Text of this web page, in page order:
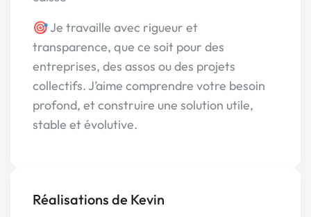
🎯 Je travaille avec rigueur et
transparence, que ce soit pour des
entreprises, des assos ou des projets
collectifs. J’aime comprendre votre besoin
profond, et construire une solution utile,
stable et évolutive.
Réalisations de Kevin